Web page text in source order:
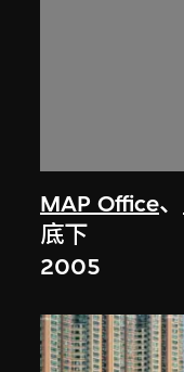
MAP Office、
底下
2005